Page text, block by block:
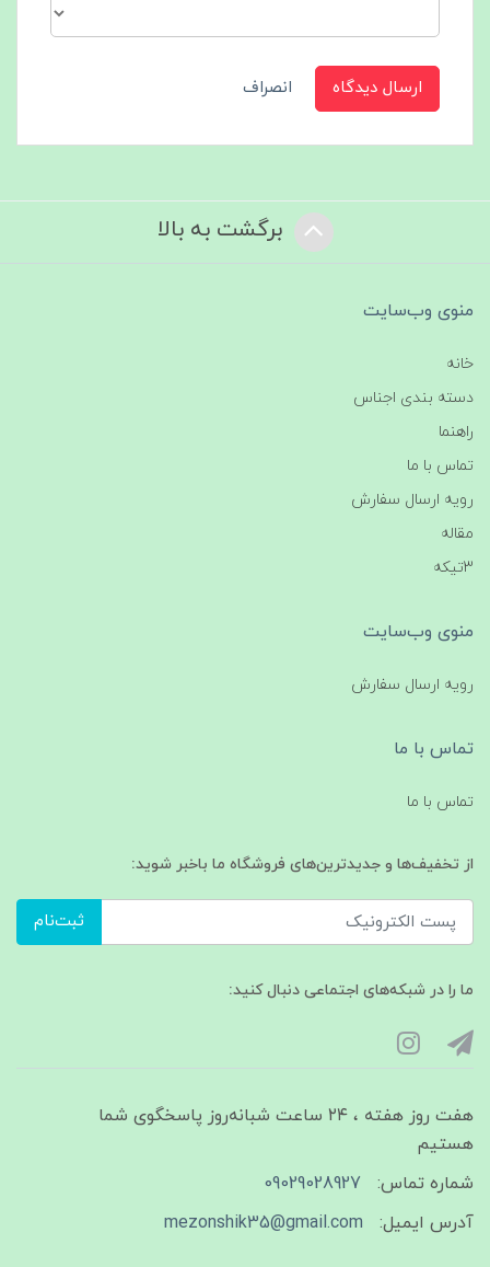
ارسال دیدگاه انصراف
برگشت به بالا
منوی وب‌سایت
خانه
دسته بندی اجناس
راهنما
تماس با ما
رویه ارسال سفارش
مقاله
3تیکه
منوی وب‌سایت
رویه ارسال سفارش
تماس با ما
تماس با ما
از تخفیف‌ها و جدیدترین‌های فروشگاه ما باخبر شوید:
ثبت‌نام
ما را در شبکه‌های اجتماعی دنبال کنید:
هفت روز هفته ، ۲۴ ساعت شبانه‌روز پاسخگوی شما
هستیم
شماره تماس:
09029028927
آدرس ایمیل:
mezonshik35@gmail.com